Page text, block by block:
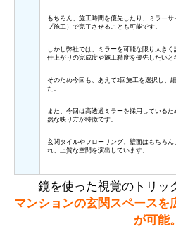
もちろん、施工時間を優先したり、ミラーサ
プ施工）で完了させることも可能です。
しかし弊社では、ミラーを可能な限り大き
仕上がりの完成度や施工精度を優先したいと
そのため今回も、あえて2回施工を選択し、
た。
また、今回は高透過ミラーを採用している
然な映り方が特徴です。
玄関タイルやフローリング、壁面はもちろ
れ、上質な空間を演出しています。
鏡を使った視覚のトリッ
マンションの玄関スペースを
が可能。